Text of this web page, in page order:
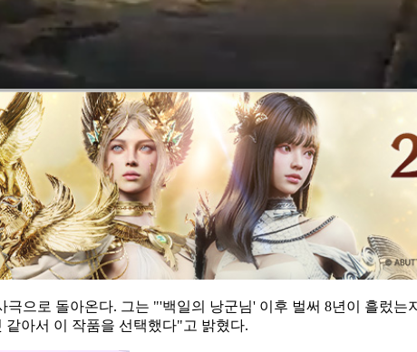
으로 돌아온다. 그는 "'백일의 낭군님' 이후 벌써 8년이 흘렀
아서 이 작품을 선택했다"고 밝혔다.